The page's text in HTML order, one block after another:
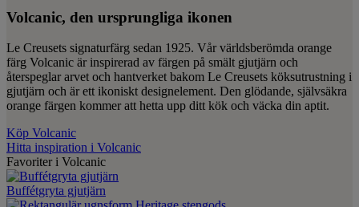
Volcanic, den ursprungliga ikonen
Le Creusets signaturfärg sedan 1925. Vår världsberömda orange
färg Volcanic är inspirerad av färgen på smält gjutjärn och
återspeglar arvet och hantverket bakom Le Creusets köksutrustning i
gjutjärn och är ett ikoniskt designelement. Den glödande, självsäkra
orange färgen kommer att hetta upp ditt kök och väcka din aptit.
Köp Volcanic
Hitta inspiration i Volcanic
Favoriter i Volcanic
Buffétgryta gjutjärn